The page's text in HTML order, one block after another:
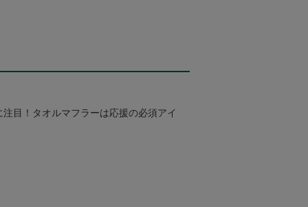
目！タオルマフラーは応援の必須アイ